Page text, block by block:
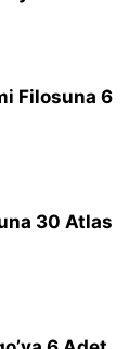
Filosuna 6
30 Atlas